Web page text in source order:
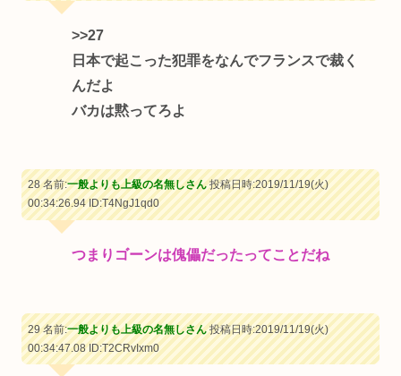
>>27
日本で起こった犯罪をなんでフランスで裁く
んだよ
バカは黙ってろよ
28 名前:一般よりも上級の名無しさん投稿日時:2019/11/19(火)
00:34:26.94ID:T4NgJ1qd0
つまりゴーンは傀儡だったってことだね
29 名前:一般よりも上級の名無しさん投稿日時:2019/11/19(火)
00:34:47.08ID:T2CRvIxm0